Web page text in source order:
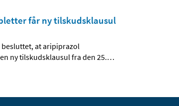
får ny tilskudsklausul
at aripiprazol
ny tilskudsklausul fra den 25.…